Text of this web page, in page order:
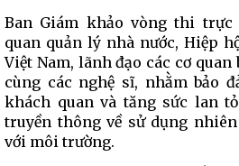
Ban Giám khảo vòng thi
quan quản lý nhà nước, Hiệp
Việt Nam, lãnh đạo các cơ
cùng các nghệ sĩ, nhằm bảo
khách quan và tăng sức lan
truyền thông về sử dụng
với môi trường.